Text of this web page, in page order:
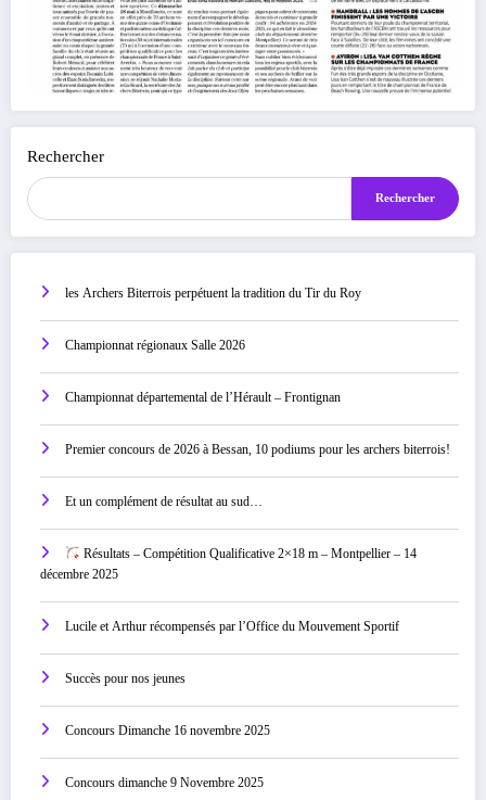
Rechercher
Rechercher
les Archers Biterrois perpétuent la tradition du Tir du Roy
Championnat régionaux Salle 2026
Championnat départemental de l’Hérault – Frontignan
Premier concours de 2026 à Bessan, 10 podiums pour les archers biterrois!
Et un complément de résultat au sud…
Résultats – Compétition Qualificative 2×18 m – Montpellier – 14
décembre 2025
Lucile et Arthur récompensés par l’Office du Mouvement Sportif
Succès pour nos jeunes
Concours Dimanche 16 novembre 2025
Concours dimanche 9 Novembre 2025